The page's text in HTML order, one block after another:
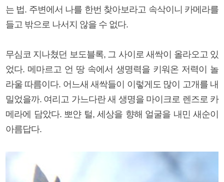
는 법. 주변에서 나를 한번 찾아보라고 속삭이니 카메라를
들고 밖으로 나서지 않을 수 없다.
무심코 지나쳤던 보도블록, 그 사이로 새싹이 올라오고 있
었다. 메마르고 언 땅 속에서 생명력을 키워온 저력이 놀
라울 따름이다. 어느새 새싹들이 이렇게도 많이 고개를 내
밀었을까. 여리고 가느다란 새 생명을 마이크로 렌즈로 카
메라에 담았다. 뽀얀 털, 세상을 향해 얼굴을 내민 새순이
아름답다.